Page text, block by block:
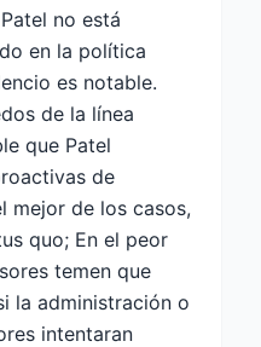
no está
en la política
es notable.
de la línea
que Patel
de
mejor de los casos,
quo; En el peor
temen que
la administración o
intentaran